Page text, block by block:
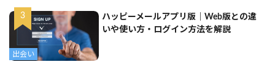
出会い
ハッピーメールアプリ版｜Web版との違
いや使い方・ログイン方法を解説